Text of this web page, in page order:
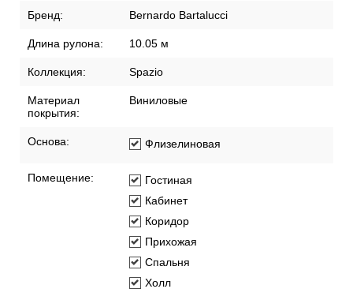
Бренд: Bernardo Bartalucci
Длина рулона: 10.05 м
Коллекция: Spazio
Материал
покрытия:
Виниловые
Основа: Флизелиновая
Помещение:
Гостиная
Кабинет
Коридор
Прихожая
Спальня
Холл